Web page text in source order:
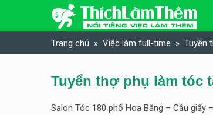
Skip to content
Trang chủ Việc làm full-time Tuyển
Tuyển thợ phụ làm tóc
Salon Tóc 180 phố Hoa Bằng – Cầu giấy